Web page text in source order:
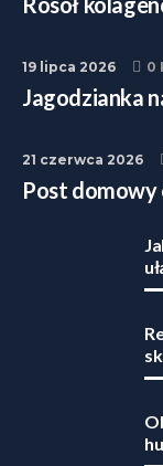
19 lipca 2026 0
Jagodzianka
21 czerwca 2026
Post